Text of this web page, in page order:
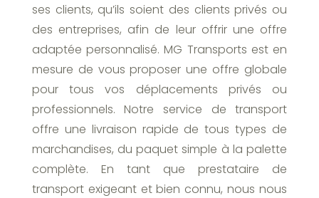
ses clients, qu’ils soient des clients privés ou
des entreprises, afin de leur offrir une offre
adaptée personnalisé. MG Transports est en
mesure de vous proposer une offre globale
pour tous vos déplacements privés ou
professionnels. Notre service de transport
offre une livraison rapide de tous types de
marchandises, du paquet simple à la palette
complète. En tant que prestataire de
transport exigeant et bien connu, nous nous